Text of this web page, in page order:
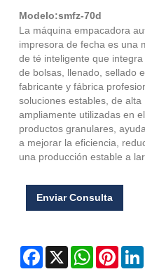
Modelo:smfz-70d
La máquina empacadora
impresora de fecha es una
de té inteligente que
de bolsas, llenado, sellado
fabricante y fábrica
soluciones estables, de
ampliamente utilizadas en
productos granulares,
a mejorar la eficiencia,
una producción estable a
Enviar Consulta
Facebook
X WhatsApp